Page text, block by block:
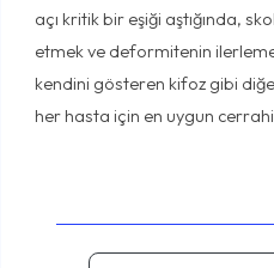
açı kritik bir eşiği aştığında,
etmek ve deformitenin
kendini gösteren kifoz gibi